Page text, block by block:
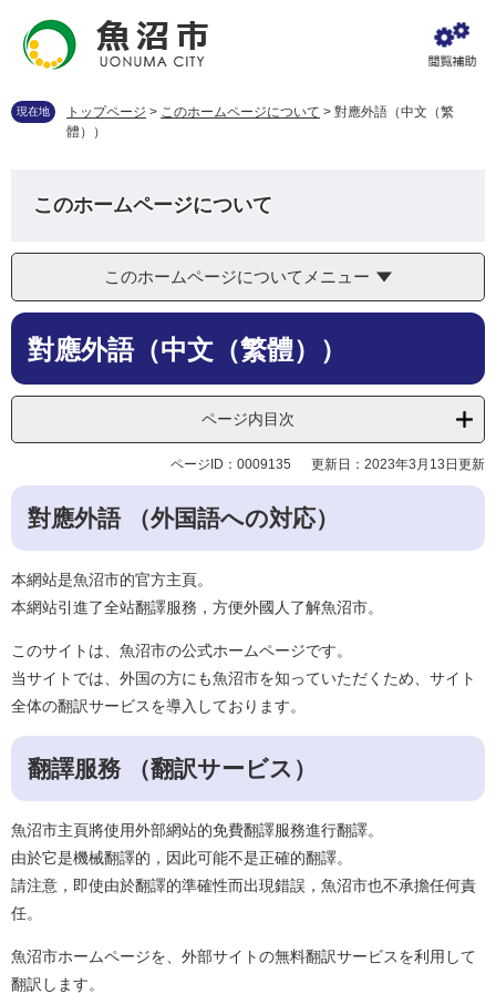
先
を現在地 トップページ > このホームページについて > 對應外語（中文（繁
體））
このホームページについて
このホームページについてメニュー
本
對應外語（中文（繁體））
ページ内目次
ページID：0009135 更新日：2023年3月13日更新
對應外語 （外国語への対応）
本網站是魚沼市的官方主頁。
本網站引進了全站翻譯服務，方便外國人了解魚沼市。
このサイトは、魚沼市の公式ホームページです。
当サイトでは、外国の方にも魚沼市を知っていただくため、サイト
全体の翻訳サービスを導入しております。
翻譯服務 （翻訳サービス）
魚沼市主頁將使用外部網站的免費翻譯服務進行翻譯。
由於它是機械翻譯的，因此可能不是正確的翻譯。
請注意，即使由於翻譯的準確性而出現錯誤，魚沼市也不承擔任何責
任。
魚沼市ホームページを、外部サイトの無料翻訳サービスを利用して
翻訳します。